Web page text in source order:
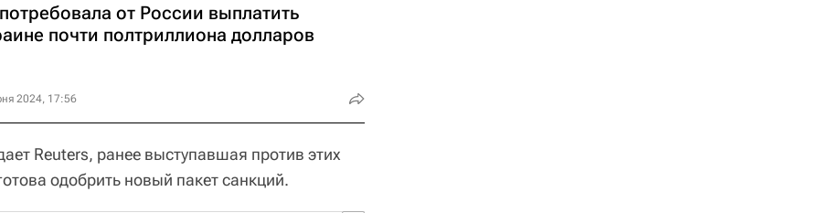
от России выплатить
почти полтриллиона долларов
2024, 17:56
Reuters, ранее выступавшая против этих
одобрить новый пакет санкций.